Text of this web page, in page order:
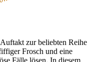
zur beliebten Reihe
Frosch und eine
Fälle lösen. In diesem